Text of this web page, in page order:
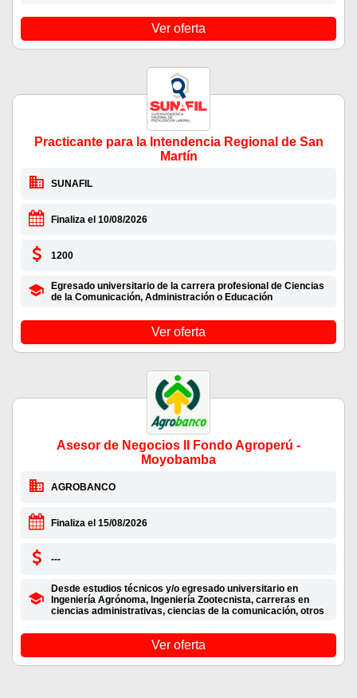
Ver oferta
Practicante para la Intendencia Regional de San
Martín
SUNAFIL
Finaliza el 10/08/2026
1200
Egresado universitario de la carrera profesional de Ciencias
de la Comunicación, Administración o Educación
Ver oferta
Asesor de Negocios II Fondo Agroperú -
Moyobamba
AGROBANCO
Finaliza el 15/08/2026
---
Desde estudios técnicos y/o egresado universitario en
Ingeniería Agrónoma, Ingeniería Zootecnista, carreras en
ciencias administrativas, ciencias de la comunicación, otros
Ver oferta